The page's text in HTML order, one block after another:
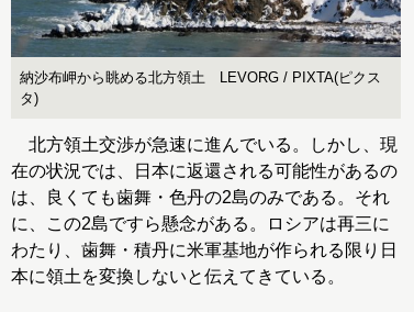
納沙布岬から眺める北方領土 LEVORG / PIXTA(ピクス
タ)
北方領土交渉が急速に進んでいる。しかし、現
在の状況では、日本に返還される可能性があるの
は、良くても歯舞・色丹の2島のみである。それ
に、この2島ですら懸念がある。ロシアは再三に
わたり、歯舞・積丹に米軍基地が作られる限り日
本に領土を変換しないと伝えてきている。